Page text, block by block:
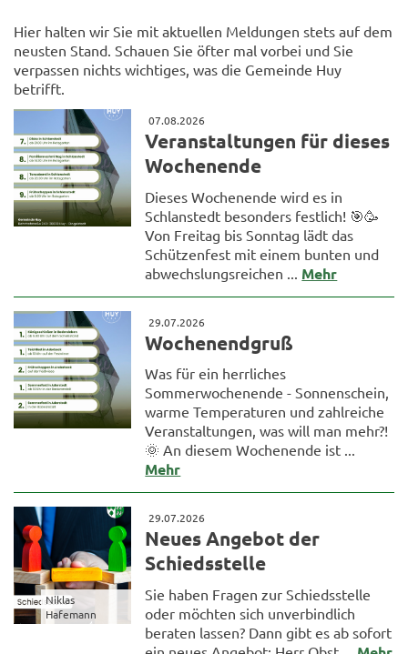
Hier halten wir Sie mit aktuellen Meldungen stets auf dem
neusten Stand. Schauen Sie öfter mal vorbei und Sie
verpassen nichts wichtiges, was die Gemeinde Huy
betrifft.
07.08.2026
Veranstaltungen für dieses
Wochenende
Dieses Wochenende wird es in
Schlanstedt besonders festlich! 🎯🥳
Von Freitag bis Sonntag lädt das
Schützenfest mit einem bunten und
abwechslungsreichen ... Mehr
29.07.2026
Wochenendgruß
Was für ein herrliches
Sommerwochenende - Sonnenschein,
warme Temperaturen und zahlreiche
Veranstaltungen, was will man mehr?!
🌞 An diesem Wochenende ist ...
Mehr
Niklas
Hafemann
29.07.2026
Neues Angebot der
Schiedsstelle
Sie haben Fragen zur Schiedsstelle
oder möchten sich unverbindlich
beraten lassen? Dann gibt es ab sofort